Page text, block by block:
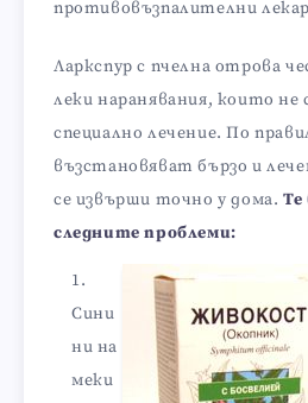
противовъзпалителни
Ларкспур с пчелна отрова
леки наранявания, които
специално лечение. По
възстановяват бързо и
се извърши точно у дома.
следните проблеми:
Сини
ни на
меки